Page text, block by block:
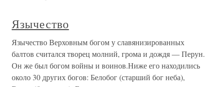
Язычество
Язычество Верховным богом у славянизированных
балтов считался творец молний, грома и дождя — Перун.
Он же был богом войны и воинов.Ниже его находились
около 30 других богов: Белобог (старший бог неба),